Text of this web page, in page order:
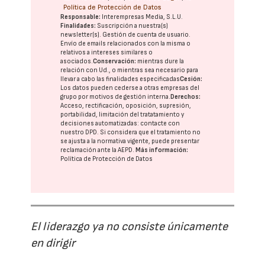
Política de Protección de Datos
Responsable: Interempresas Media, S.L.U.
Finalidades: Suscripción a nuestra(s)
newsletter(s). Gestión de cuenta de usuario.
Envío de emails relacionados con la misma o
relativos a intereses similares o
asociados.Conservación: mientras dure la
relación con Ud., o mientras sea necesario para
llevar a cabo las finalidades especificadasCesión:
Los datos pueden cederse a otras empresas del
grupo por motivos de gestión interna.Derechos:
Acceso, rectificación, oposición, supresión,
portabilidad, limitación del tratatamiento y
decisiones automatizadas: contacte con
nuestro DPD. Si considera que el tratamiento no
se ajusta a la normativa vigente, puede presentar
reclamación ante laAEPD.Más información:
Política de Protección de Datos
El liderazgo ya no consiste únicamente
en dirigir